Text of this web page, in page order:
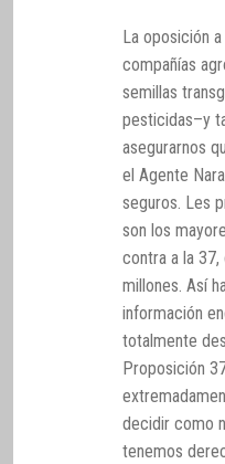
La oposición
compañías
semillas
pesticidas–y
asegurarnos
el Agente
seguros. Les
son los
contra a la 37,
millones. Así
información
totalmente
Proposición
decidir como
tenemos